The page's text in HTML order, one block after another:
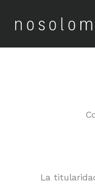
content
La